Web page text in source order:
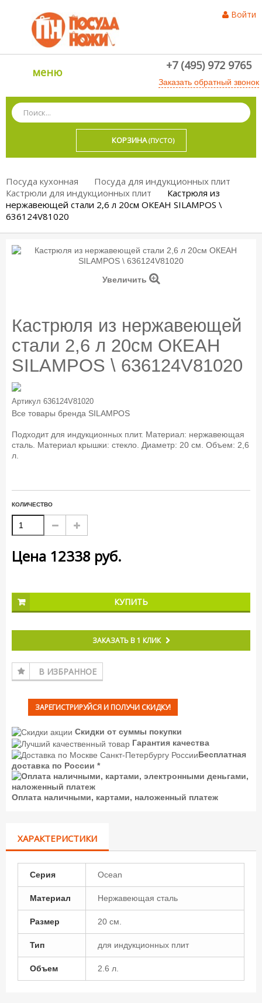
Войти
меню +7 (495) 972 9765
Заказать обратный звонок
КОРЗИНА (ПУСТО)
Посуда кухонная
Посуда для индукционных плит
Кастрюли для индукционных плит
Кастрюля из
нержавеющей стали 2,6 л 20см ОКЕАН SILAMPOS \
636124V81020
Увеличить
Кастрюля из нержавеющей
стали 2,6 л 20см ОКЕАН
SILAMPOS \ 636124V81020
Артикул 636124V81020
Все товары бренда SILAMPOS
Подходит для индукционных плит. Материал: нержавеющая
сталь. Материал крышки: стекло. Диаметр: 20 см. Объем: 2,6
л.
КОЛИЧЕСТВО
Цена 12338 руб.
КУПИТЬ
ЗАКАЗАТЬ В 1 КЛИК
В ИЗБРАННОЕ
ЗАРЕГИСТРИРУЙСЯ И ПОЛУЧИ СКИДКУ!
Скидки от суммы покупки
Гарантия качества
Бесплатная
доставка по России *
Оплата наличными, картами, наложенный платеж
ХАРАКТЕРИСТИКИ
Серия Ocean
Материал Нержавеющая сталь
Размер 20 см.
Тип для индукционных плит
Объем 2.6 л.